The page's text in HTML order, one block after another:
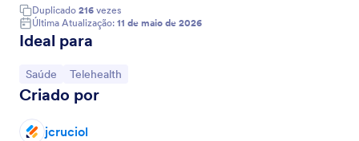
Duplicado 216 vezes
Última Atualização: 11 de maio de 2026
Ideal para
Ir para Categoria:
Saúde Ir para Categoria:
Telehealth
Criado por
jcruciol
informações sensíveis de saúde do paciente
protegidas com a conformidade HIPAA. Substitua os
formulários em papel, seja mais eficiente, e reduza o
da Vacinação contra a COVID-19.